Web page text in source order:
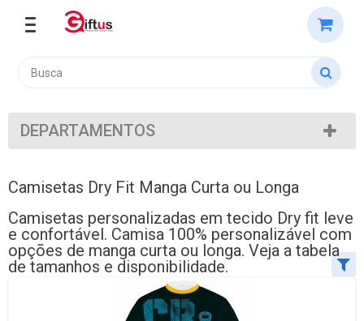
DEPARTAMENTOS
Camisetas Dry Fit Manga Curta ou Longa
Camisetas personalizadas em tecido Dry fit leve
e confortável. Camisa 100% personalizável com
opções de manga curta ou longa. Veja a tabela
de tamanhos e disponibilidade.
Exibir até: